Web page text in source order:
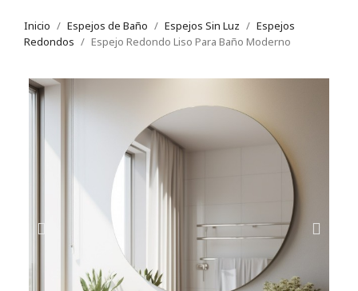
Inicio Espejos de Baño Espejos Sin Luz
Espejos
Redondos
Espejo Redondo Liso Para Baño Moderno